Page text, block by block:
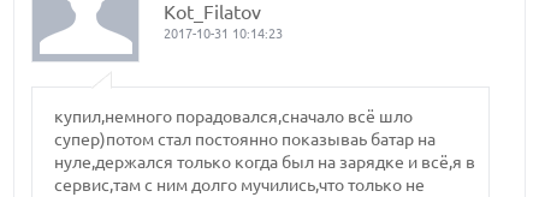
Kot_Filatov
2017-10-31 10:14:23
купил,немного порадовался,сначало всё шло
супер)потом стал постоянно показываь батар на
нуле,держался только когда был на зарядке и всё,я в
сервис,там с ним долго мучились,что только не